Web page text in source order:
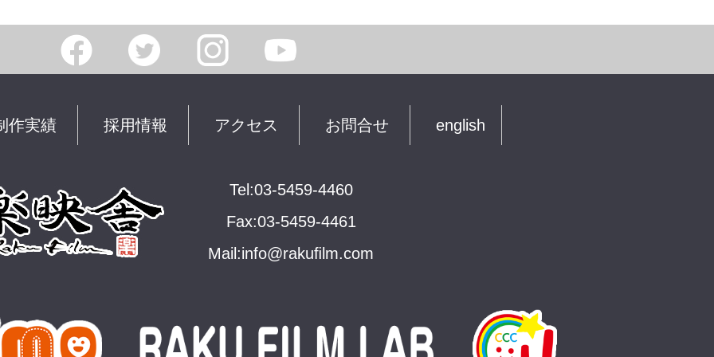
作実績 採用情報 アクセス お問合せ english
Tel:03-5459-4460
Fax:03-5459-4461
Mail:info@rakuﬁlm.com